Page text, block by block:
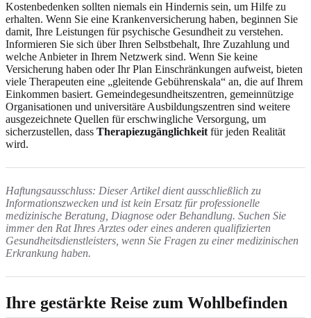
Kostenbedenken sollten niemals ein Hindernis sein, um Hilfe zu
erhalten. Wenn Sie eine Krankenversicherung haben, beginnen Sie
damit, Ihre Leistungen für psychische Gesundheit zu verstehen.
Informieren Sie sich über Ihren Selbstbehalt, Ihre Zuzahlung und
welche Anbieter in Ihrem Netzwerk sind. Wenn Sie keine
Versicherung haben oder Ihr Plan Einschränkungen aufweist, bieten
viele Therapeuten eine „gleitende Gebührenskala“ an, die auf Ihrem
Einkommen basiert. Gemeindegesundheitszentren, gemeinnützige
Organisationen und universitäre Ausbildungszentren sind weitere
ausgezeichnete Quellen für erschwingliche Versorgung, um
sicherzustellen, dass Therapiezugänglichkeit für jeden Realität
wird.
Haftungsausschluss: Dieser Artikel dient ausschließlich zu
Informationszwecken und ist kein Ersatz für professionelle
medizinische Beratung, Diagnose oder Behandlung. Suchen Sie
immer den Rat Ihres Arztes oder eines anderen qualifizierten
Gesundheitsdienstleisters, wenn Sie Fragen zu einer medizinischen
Erkrankung haben.
Ihre gestärkte Reise zum Wohlbefinden